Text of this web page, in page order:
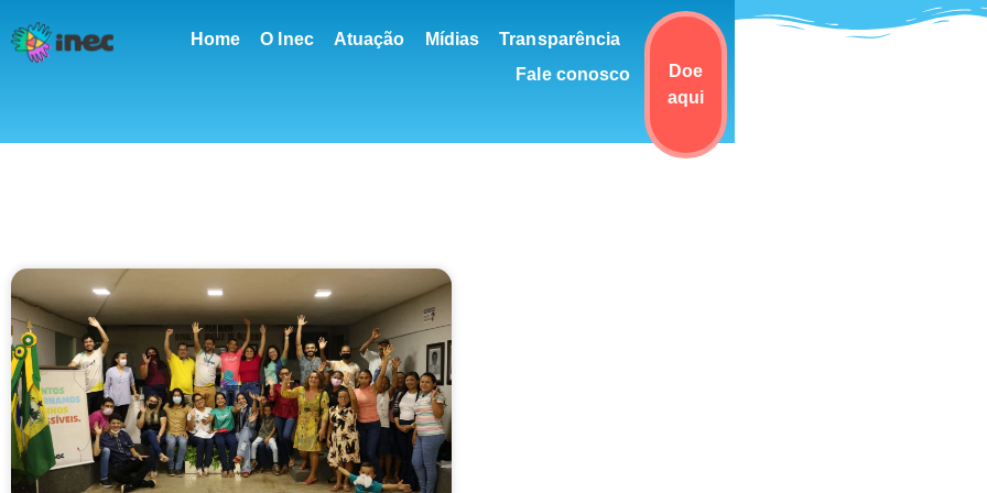
Home O Inec Atuação Mídias
Transparência
Fale conosco
Doe
aqui